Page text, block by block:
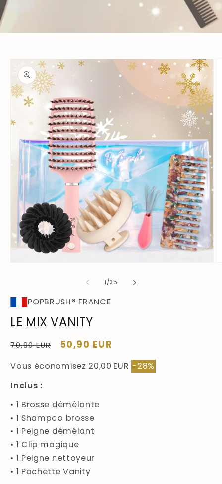
Passer aux
informations
produits
dans
modale
1/de
35
POPBRUSH® FRANCE
LE MIX VANITY
Prix
70,90 EUR
Prix
50,90 EUR
Vous économisez 20,00 EUR -28%
Inclus :
• 1 Brosse démêlante
• 1 Shampoo brosse
• 1 Peigne démêlant
• 1 Clip magique
• 1 Peigne nettoyeur
• 1 Pochette Vanity